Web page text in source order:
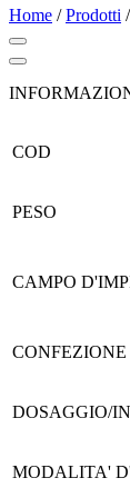
Home /Prodotti /
COD
PESO
CAMPO
CONFEZIONE
DOSAGGIO/
MODALITA'